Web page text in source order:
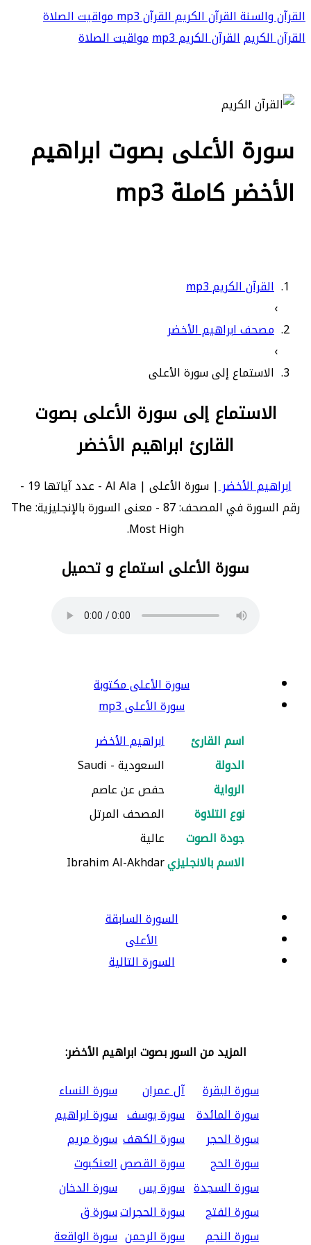
القرآن والسنةالقرآن الكريمالقرآن mp3
مواقيت الصلاة
القرآن الكريمالقرآن الكريم mp3 مواقيت الصلاة
سورة الأعلى بصوت ابراهيم
الأخضر كاملة mp3
القرآن الكريم mp3
›
مصحف ابراهيم الأخضر
›
الاستماع إلى سورة الأعلى
الاستماع إلى سورة الأعلى بصوت
القارئ ابراهيم الأخضر
ابراهيم الأخضر
| سورة الأعلى | Al Ala - عدد آياتها 19 -
رقم السورة في المصحف: 87 - معنى السورة بالإنجليزية: The
Most High.
سورة الأعلى استماع و تحميل
سورة الأعلى مكتوبة
سورة الأعلى mp3
اسم القارئ
ابراهيم الأخضر
الدولة
السعودية - Saudi
الرواية
حفص عن عاصم
نوع التلاوة
المصحف المرتل
جودة الصوت
عالية
الاسم بالانجليزيIbrahim Al-Akhdar
السورة السابقة
الأعلى
السورة التالية
المزيد من السور بصوت ابراهيم الأخضر:
سورة البقرة
آل عمران
سورة النساء
سورة المائدة سورة يوسف سورة ابراهيم
سورة الحجر
سورة الكهف سورة مريم
سورة الحج
سورة القصصالعنكبوت
سورة السجدة سورة يس
سورة الدخان
سورة الفتح
سورة الحجراتسورة ق
سورة النجم
سورة الرحمن سورة الواقعة